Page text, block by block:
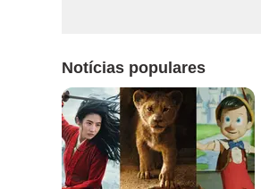
Notícias populares